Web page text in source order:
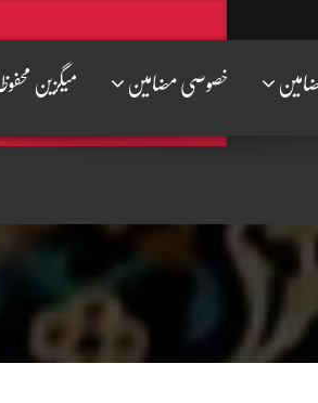
خصوصی مضامین میگزین محفوظہ